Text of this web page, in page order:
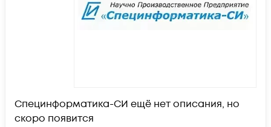
Специнформатика-СИ ещё нет описания, но
скоро появится